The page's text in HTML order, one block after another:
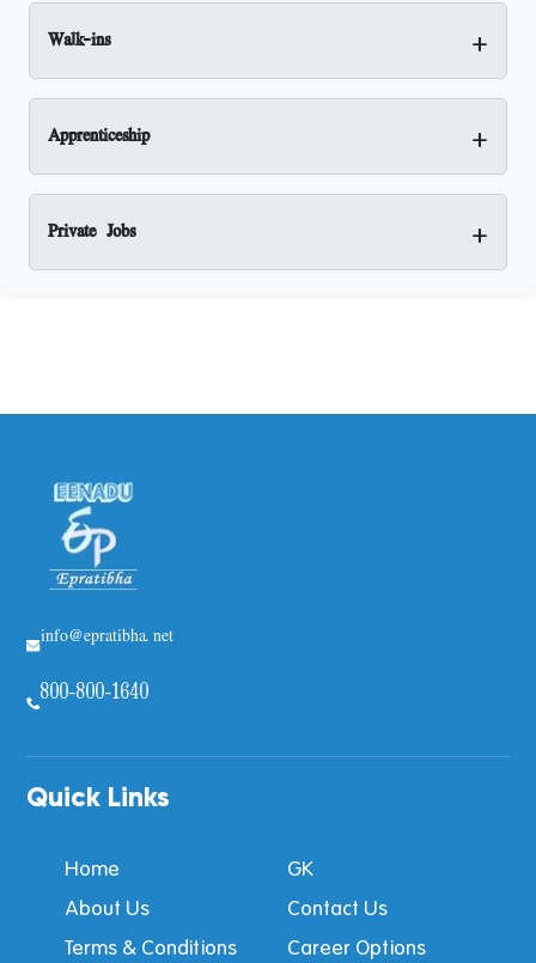
Walk-ins +
Apprenticeship +
Private Jobs +
info@epratibha.net
800-800-1640
Quick Links
Home
GK
About Us
Contact Us
Terms & Conditions
Career Options